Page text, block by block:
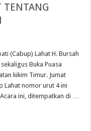
TENTANG
(Cabup) Lahat H. Bursah
Buka Puasa
kikim Timur. Jumat
Lahat nomor urut 4 ini
ini, ditempatkan di …